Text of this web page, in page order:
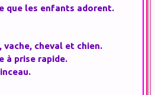
que les enfants adorent.
vache, cheval et chien.
à prise rapide.